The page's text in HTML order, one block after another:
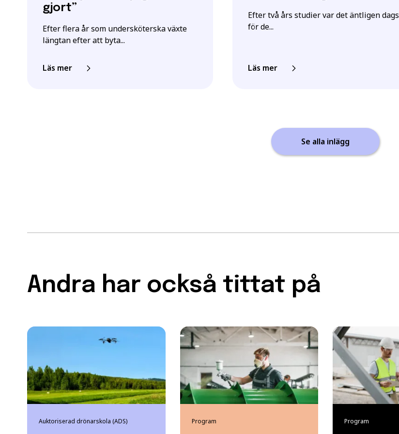
gjort”
Efter flera år som undersköterska växte
längtan efter att byta...
Läs mer
Efter två års studier var det äntligen dags
för de...
Läs mer
Se alla inlägg
Andra har också tittat på
Auktoriserad drönarskola (ADS) Program Program